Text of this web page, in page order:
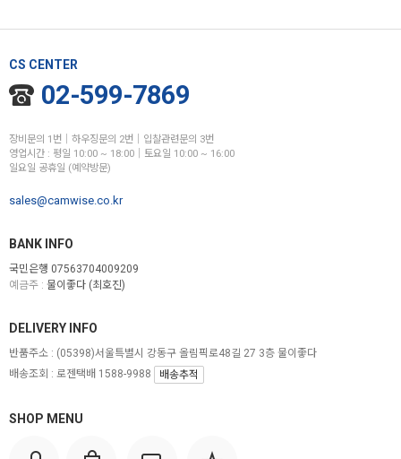
CS CENTER
02-599-7869
장비문의 1번│하우징문의 2번│입찰관련문의 3번
영업시간 : 평일 10:00 ~ 18:00│토요일 10:00 ~ 16:00
일요일 공휴일 (예약방문)
sales@camwise.co.kr
BANK INFO
국민은행 07563704009209
예금주 : 물이좋다 (최호진)
SHOP MENU
DELIVERY INFO
반품주소 : (05398)서울특별시 강동구 올림픽로48길 27 3층 물이좋다
배송조회 : 로젠택배 1588-9988
배송추적